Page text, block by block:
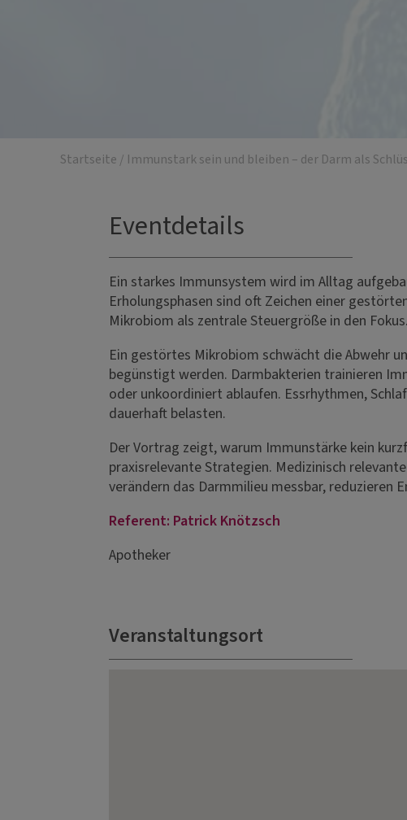
Startseite / Immunstark sein und bleiben – der Darm als
Eventdetails
Ein starkes Immunsystem wird im Alltag
Erholungsphasen sind oft Zeichen einer
Mikrobiom als zentrale Steuergröße in den Fokus.
Ein gestörtes Mikrobiom schwächt die Abwehr
begünstigt werden. Darmbakterien trainieren
oder unkoordiniert ablaufen. Essrhythmen,
dauerhaft belasten.
Der Vortrag zeigt, warum Immunstärke kein
praxisrelevante Strategien. Medizinisch
verändern das Darmmilieu messbar,
Referent: Patrick Knötzsch
Apotheker
Veranstaltungsort